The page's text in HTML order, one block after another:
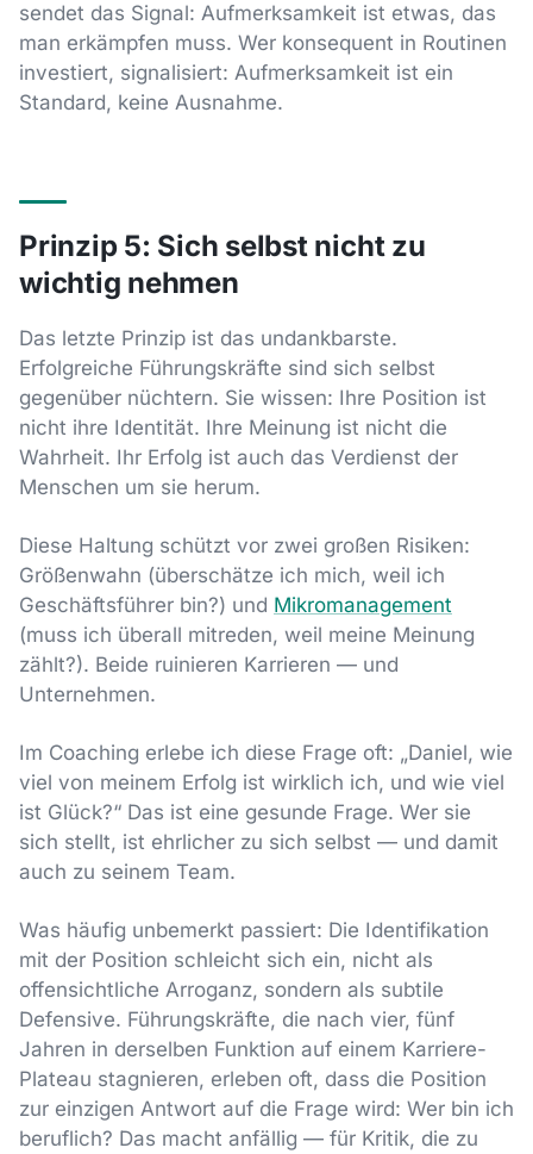
sendet das Signal: Aufmerksamkeit ist etwas, das
man erkämpfen muss. Wer konsequent in Routinen
investiert, signalisiert: Aufmerksamkeit ist ein
Standard, keine Ausnahme.
Prinzip 5: Sich selbst nicht zu
wichtig nehmen
Das letzte Prinzip ist das undankbarste.
Erfolgreiche Führungskräfte sind sich selbst
gegenüber nüchtern. Sie wissen: Ihre Position ist
nicht ihre Identität. Ihre Meinung ist nicht die
Wahrheit. Ihr Erfolg ist auch das Verdienst der
Menschen um sie herum.
Diese Haltung schützt vor zwei großen Risiken:
Größenwahn (überschätze ich mich, weil ich
Geschäftsführer bin?) und Mikromanagement
(muss ich überall mitreden, weil meine Meinung
zählt?). Beide ruinieren Karrieren — und
Unternehmen.
Im Coaching erlebe ich diese Frage oft: „Daniel, wie
viel von meinem Erfolg ist wirklich ich, und wie viel
ist Glück?“ Das ist eine gesunde Frage. Wer sie
sich stellt, ist ehrlicher zu sich selbst — und damit
auch zu seinem Team.
Was häufig unbemerkt passiert: Die Identifikation
mit der Position schleicht sich ein, nicht als
offensichtliche Arroganz, sondern als subtile
Defensive. Führungskräfte, die nach vier, fünf
Jahren in derselben Funktion auf einem Karriere-
Plateau stagnieren, erleben oft, dass die Position
zur einzigen Antwort auf die Frage wird: Wer bin ich
beruflich? Das macht anfällig — für Kritik, die zu